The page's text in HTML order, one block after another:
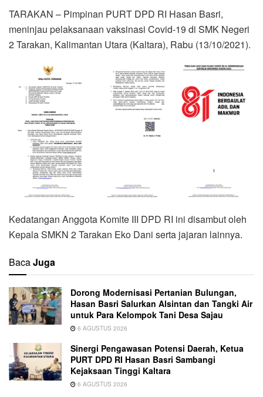
TARAKAN – Pimpinan PURT DPD RI Hasan Basri,
meninjau pelaksanaan vaksinasi Covid-19 di SMK Negeri
2 Tarakan, Kalimantan Utara (Kaltara), Rabu (13/10/2021).
Kedatangan Anggota Komite III DPD RI ini disambut oleh
Kepala SMKN 2 Tarakan Eko Dani serta jajaran lainnya.
BacaJuga
Dorong Modernisasi Pertanian Bulungan,
Hasan Basri Salurkan Alsintan dan Tangki Air
untuk Para Kelompok Tani Desa Sajau
6 AGUSTUS 2026
Sinergi Pengawasan Potensi Daerah, Ketua
PURT DPD RI Hasan Basri Sambangi
Kejaksaan Tinggi Kaltara
6 AGUSTUS 2026